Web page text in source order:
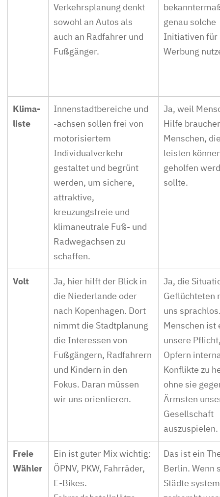
Verkehrsplanung denkt
sowohl an Autos als
auch an Radfahrer und
Fußgänger.
genau solche
Initiativen für
Werbung
Klima-
liste
Innenstadtbereiche und
-achsen sollen frei von
motorisiertem
Individualverkehr
gestaltet und begrünt
werden, um sichere,
attraktive,
kreuzungsfreie und
klimaneutrale Fuß- und
Radwegachsen zu
schaffen.
Ja, weil
Hilfe
Menschen,
leisten
geholfen
sollte.
Volt
Ja, hier hilft der Blick in
die Niederlande oder
nach Kopenhagen. Dort
nimmt die Stadtplanung
die Interessen von
Fußgängern, Radfahrern
und Kindern in den
Fokus. Daran müssen
wir uns orientieren.
Ja, die
Geflüchteten
uns
Menschen ist
unsere
Opfern
Konflikte zu
ohne sie
Ärmsten
Gesellschaft
auszuspielen.
Freie
Wähler
Ein ist guter Mix wichtig:
ÖPNV, PKW, Fahrräder,
E-Bikes.
Das ist ein
Berlin. Wenn
Städte